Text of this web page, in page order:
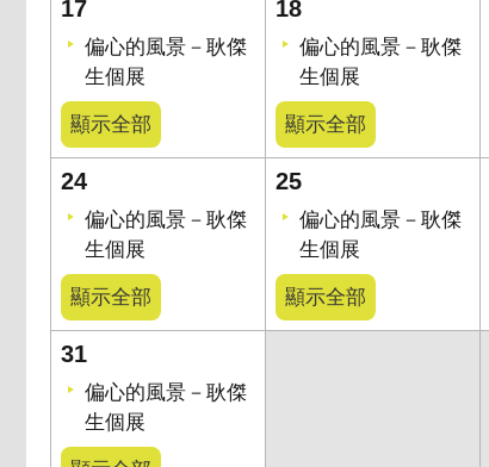
17
偏心的風景－耿傑
生個展
顯示全部
18
偏心的風景－耿傑
生個展
顯示全部
24
偏心的風景－耿傑
生個展
顯示全部
25
偏心的風景－耿傑
生個展
顯示全部
31
偏心的風景－耿傑
生個展